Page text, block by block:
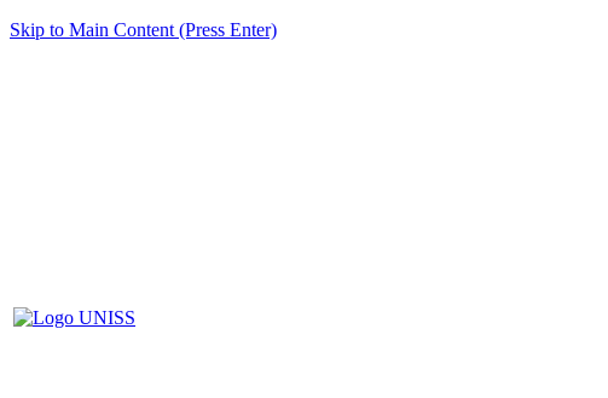
Skip to Main Content (Press Enter)